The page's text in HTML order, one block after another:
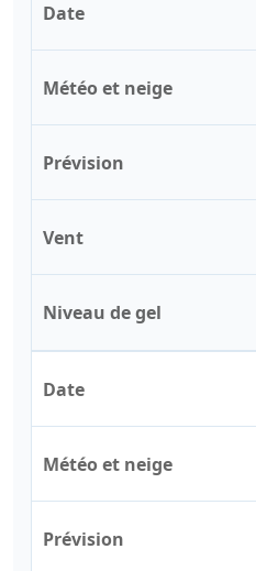
Date
Météo et neige
Prévision
Vent
Niveau de gel
Date
Météo et neige
Prévision